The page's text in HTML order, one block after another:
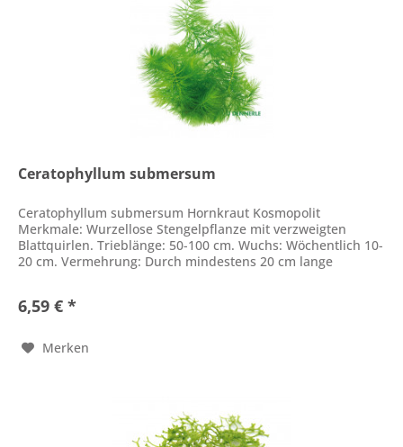
Ceratophyllum submersum
Ceratophyllum submersum Hornkraut Kosmopolit
Merkmale: Wurzellose Stengelpflanze mit verzweigten
Blattquirlen. Trieblänge: 50-100 cm. Wuchs: Wöchentlich 10-
20 cm. Vermehrung: Durch mindestens 20 cm lange
6,59 € *
Merken